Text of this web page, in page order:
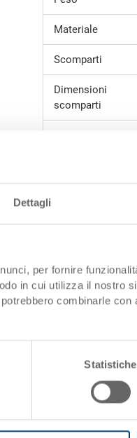
Dettagli
per fornire
in cui utilizza il nostro
combinarle
Statistiche
Materiale
Scomparti
Dimensioni
scomparti
Divisore per piatti
esterno 556x356
mm, quantità di
Contenitore RAKO
Contenitore